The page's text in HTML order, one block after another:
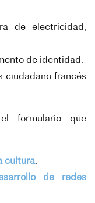
de electricidad,
de identidad.
ciudadano francés
formulario que
cultura.
de redes